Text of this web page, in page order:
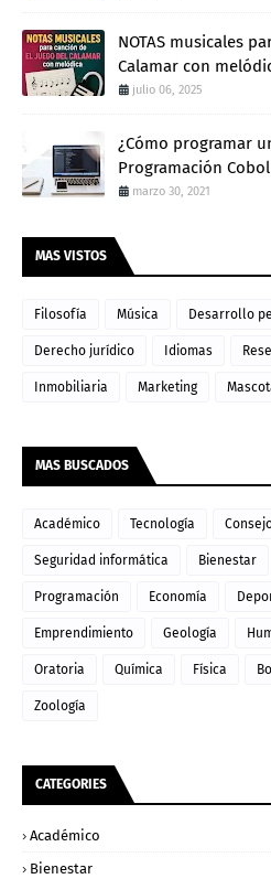
NOTAS musicales
Calamar con
julio 06, 2025
¿Cómo programar
Programación Cobol
marzo 30, 2021
MAS VISTOS
Filosofía Música Desarrollo
Derecho jurídico Idiomas
Inmobiliaria Marketing
MAS BUSCADOS
Académico Tecnología
Seguridad informática Bienestar
Programación Economía
Emprendimiento Geología
Oratoria Química Física
Zoología
CATEGORIES
Académico
Bienestar